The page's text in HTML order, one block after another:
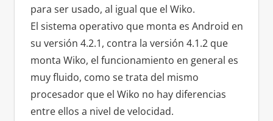
para ser usado, al igual que el Wiko.
El sistema operativo que monta es Android en
su versión 4.2.1, contra la versión 4.1.2 que
monta Wiko, el funcionamiento en general es
muy fluido, como se trata del mismo
procesador que el Wiko no hay diferencias
entre ellos a nivel de velocidad.